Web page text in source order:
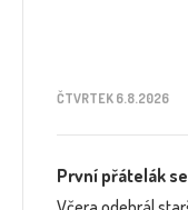
ČTVRTEK 6.8.2026
První přátelák